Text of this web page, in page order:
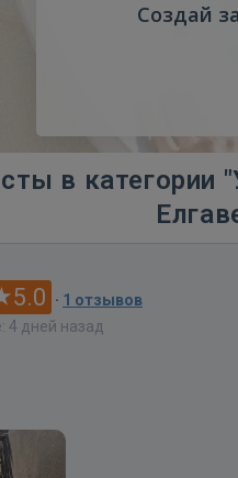
Создай
в категории
5.0 · 1 отзывов
4 дней назад